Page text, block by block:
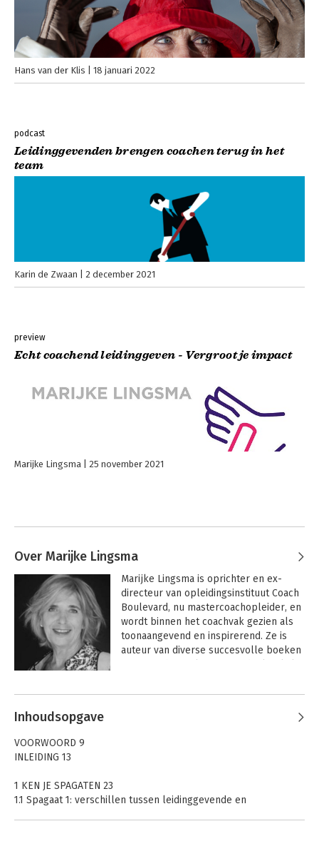
Hans van der Klis 18 januari 2022
podcast
Leidinggevenden brengen coachen terug in het
team
Karin de Zwaan 2 december 2021
preview
Echt coachend leidinggeven - Vergroot je impact
Marijke Lingsma 25 november 2021
Over Marijke Lingsma
Marijke Lingsma is oprichter en ex-
directeur van opleidingsinstituut Coach
Boulevard, nu mastercoachopleider, en
wordt binnen het coachvak gezien als
toonaangevend en inspirerend. Ze is
auteur van diverse succesvolle boeken
grotere geheel, in plaats van naar de
Andere boeken door Marijke
Lingsma
Inhoudsopgave
VOORWOORD 9
INLEIDING 13
1 KEN JE SPAGATEN 23
1.1 Spagaat 1: verschillen tussen leidinggevende en